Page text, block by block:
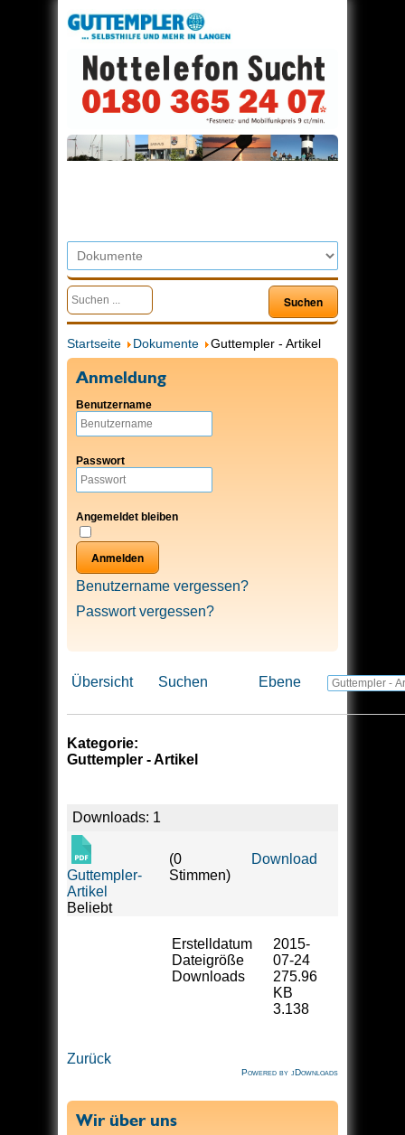
Startseite Dokumente Guttempler - Artikel
Anmeldung
Benutzername
Passwort
Angemeldet bleiben
Anmelden
Benutzername vergessen?
Passwort vergessen?
Übersicht Suchen Ebene
Kategorie:
Guttempler - Artikel
Downloads: 1
Guttempler-
Artikel
Beliebt
(0
Stimmen)
Download
Erstelldatum
Dateigröße
Downloads
2015-
07-24
275.96
KB
3.138
Zurück
Powered by jDownloads
Wir über uns